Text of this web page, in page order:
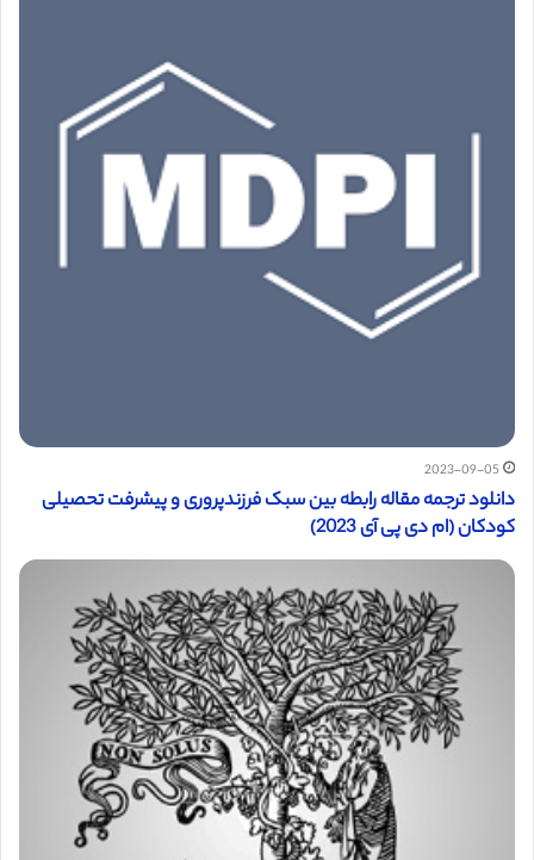
2023-09-05
دانلود ترجمه مقاله رابطه بین سبک فرزندپروری و پیشرفت تحصیلی
کودکان (ام دی پی آی 2023)